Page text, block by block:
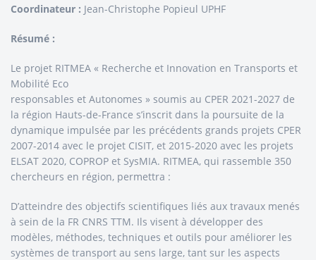
Coordinateur : Jean-Christophe Popieul UPHF
Résumé :
Le projet RITMEA « Recherche et Innovation en Transports et
Mobilité Eco
responsables et Autonomes » soumis au CPER 2021-2027 de
la région Hauts-de-France s’inscrit dans la poursuite de la
dynamique impulsée par les précédents grands projets CPER
2007-2014 avec le projet CISIT, et 2015-2020 avec les projets
ELSAT 2020, COPROP et SysMIA. RITMEA, qui rassemble 350
chercheurs en région, permettra :
D’atteindre des objectifs scientifiques liés aux travaux menés
à sein de la FR CNRS TTM. Ils visent à développer des
modèles, méthodes, techniques et outils pour améliorer les
systèmes de transport au sens large, tant sur les aspects